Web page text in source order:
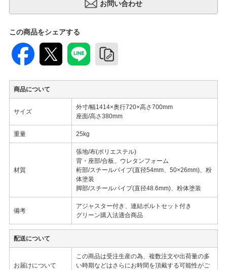
この商品をシェアする
商品について
サイズ
外寸/幅1414×奥行720×高さ700mm
座面/高さ380mm
重量 25kg
材質
張地/布(ポリエステル)
背・座部/合板、ウレタンフォーム
桁部/スチールパイプ(直径54mm、50×26mm)、粉
体塗装
脚部/スチールパイプ(直径48.6mm)、粉体塗装
備考
アジャスター付き、連結ボルトセット付き
グリーン購入法適合商品
配送について
お届けについて
この商品は受注生産の為、複数注文や出荷量の多
い時期などはさらにお時間を頂戴する可能性がご